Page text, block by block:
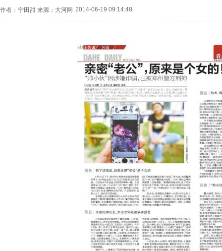
作者：宁田甜 来源：大河网 2014-06-19 09:14:48